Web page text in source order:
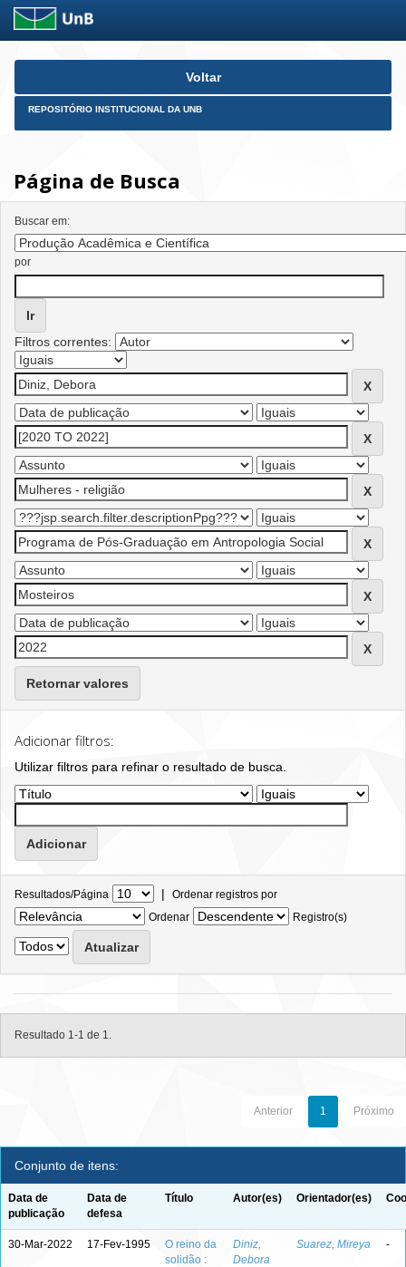
Skip
Voltar
REPOSITÓRIO INSTITUCIONAL DA UNB
Página de Busca
Buscar em:
por
Filtros correntes:
Retornar valores
Adicionar filtros:
Utilizar filtros para refinar o resultado de busca.
Resultados/Página | Ordenar registros por
Ordenar
Registro(s)
Resultado 1-1 de 1.
Anterior 1 Próximo
Conjunto de itens:
Data de
publicação
Data de
defesa
Título Autor(es) Orientador(es)
30-Mar-2022 17-Fev-1995
O reino da
solidão :
Diniz,
Debora
Suarez, Mireya -